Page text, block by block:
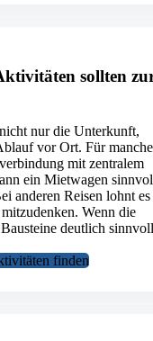
sollten
nur die Unterkunft,
vor Ort. Für manche
mit zentralem
ein Mietwagen
anderen Reisen lohnt es
Wenn die
deutlich
finden